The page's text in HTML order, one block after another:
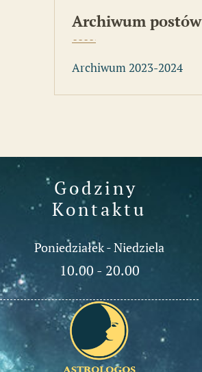
Archiwum postów
Archiwum 2023-2024
Godziny
Kontaktu
Poniedziałek - Niedziela
10.00 - 20.00